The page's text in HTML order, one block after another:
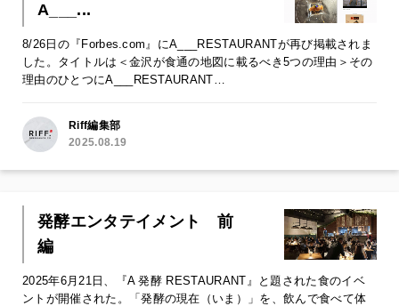
A___...
8/26日の『Forbes.com』にA___RESTAURANTが再び掲載されま
した。タイトルは＜金沢が食通の地図に載るべき5つの理由＞その
理由のひとつにA___RESTAURANT…
Riff編集部
2025.08.19
発酵エンタテイメント 前
編
2025年6月21日、『A 発酵 RESTAURANT』と題された食のイベ
ントが開催された。「発酵の現在（いま）」を、飲んで食べて体